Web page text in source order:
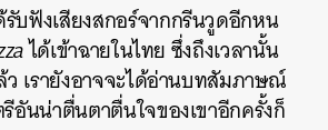
รับฟังเสียงสกอร์จากกรีนวูดอีกหน
ได้เข้าฉายในไทย ซึ่งถึงเวลานั้น
เรายังอาจจะได้อ่านบทสัมภาษณ์
อันน่าตื่นตาตื่นใจของเขาอีกครั้งก็